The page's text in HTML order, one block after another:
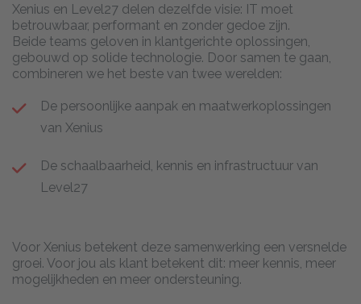
Xenius en Level27 delen dezelfde visie: IT moet
betrouwbaar, performant en zonder gedoe zijn.
Beide teams geloven in klantgerichte oplossingen,
gebouwd op solide technologie. Door samen te gaan,
combineren we het beste van twee werelden:
De persoonlijke aanpak en maatwerkoplossingen
van Xenius
De schaalbaarheid, kennis en infrastructuur van
Level27
Voor Xenius betekent deze samenwerking een versnelde
groei. Voor jou als klant betekent dit: meer kennis, meer
mogelijkheden en meer ondersteuning.